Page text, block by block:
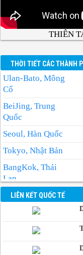
THIÊN
THỜI TIẾT CÁC THÀNH
Ulan-Bato, Mông
Cổ
BeiJing, Trung
Quốc
Seoul, Hàn Quốc
Tokyo, Nhật Bản
BangKok, Thái
Lan
Manila, Philippin
Phnom-Penh,
LIÊN KẾT QUỐC TẾ